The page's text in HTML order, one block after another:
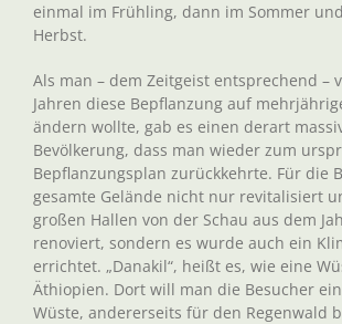
einmal im Frühling, dann im Sommer
Herbst.
Als man – dem Zeitgeist entsprechend –
Jahren diese Bepflanzung auf
ändern wollte, gab es einen derart
Bevölkerung, dass man wieder zum
Bepflanzungsplan zurückkehrte. Für die
gesamte Gelände nicht nur revitalisiert
großen Hallen von der Schau aus dem
renoviert, sondern es wurde auch ein
errichtet. „Danakil“, heißt es, wie eine
Äthiopien. Dort will man die Besucher
Wüste, andererseits für den Regenwald